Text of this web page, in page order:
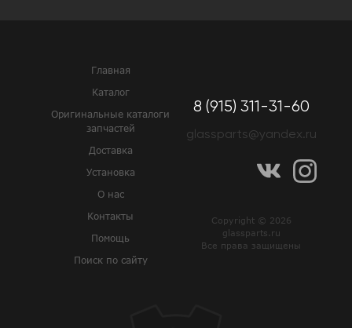
Главная
Каталог
Оригинальные каталоги
запчастей
Доставка
Установка
О нас
Контакты
Помощь
Поиск по сайту
8 (915) 311-31-60
glassparts@yandex.ru
Copyright © 2026
glassparts.ru
Все права защищены